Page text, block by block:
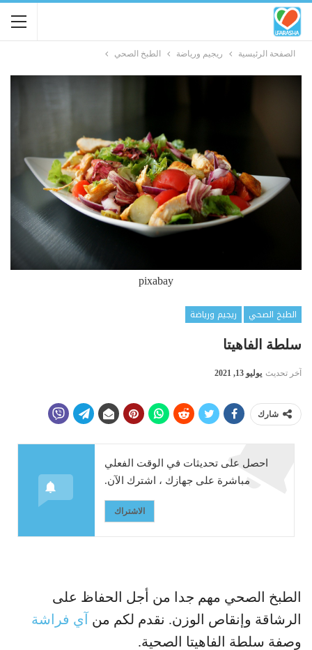
الصفحة الرئيسية ريجيم ورياضة الطبخ الصحي
pixabay
الطبخ الصحي
ريجيم ورياضة
سلطة الفاهيتا
آخر تحديث يوليو 13, 2021
شارك
احصل على تحديثات في الوقت الفعلي
مباشرة على جهازك ، اشترك الآن.
الاشتراك
الطبخ الصحي مهم جدا من أجل الحفاظ على
الرشاقة وإنقاص الوزن. نقدم لكم من آي فراشة
وصفة سلطة الفاهيتا الصحية.